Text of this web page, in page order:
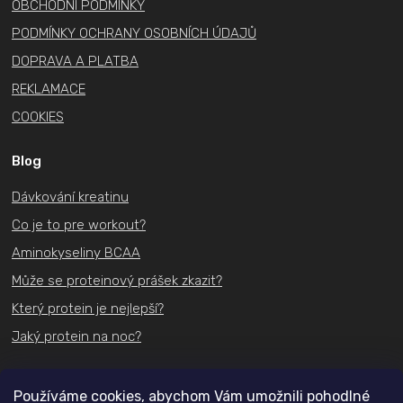
Používáme cookies, abychom Vám umožnili pohodlné
OBCHODNÍ PODMÍNKY
PODMÍNKY OCHRANY OSOBNÍCH ÚDAJŮ
DOPRAVA A PLATBA
REKLAMACE
COOKIES
Blog
Dávkování kreatinu
Co je to pre workout?
Aminokyseliny BCAA
Může se proteinový prášek zkazit?
Který protein je nejlepší?
Jaký protein na noc?
Kontakt